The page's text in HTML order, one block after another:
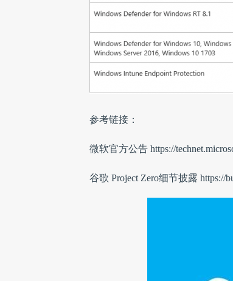
参考链接：
微软官方公告 https://
谷歌 Project Zero细节披露 https://